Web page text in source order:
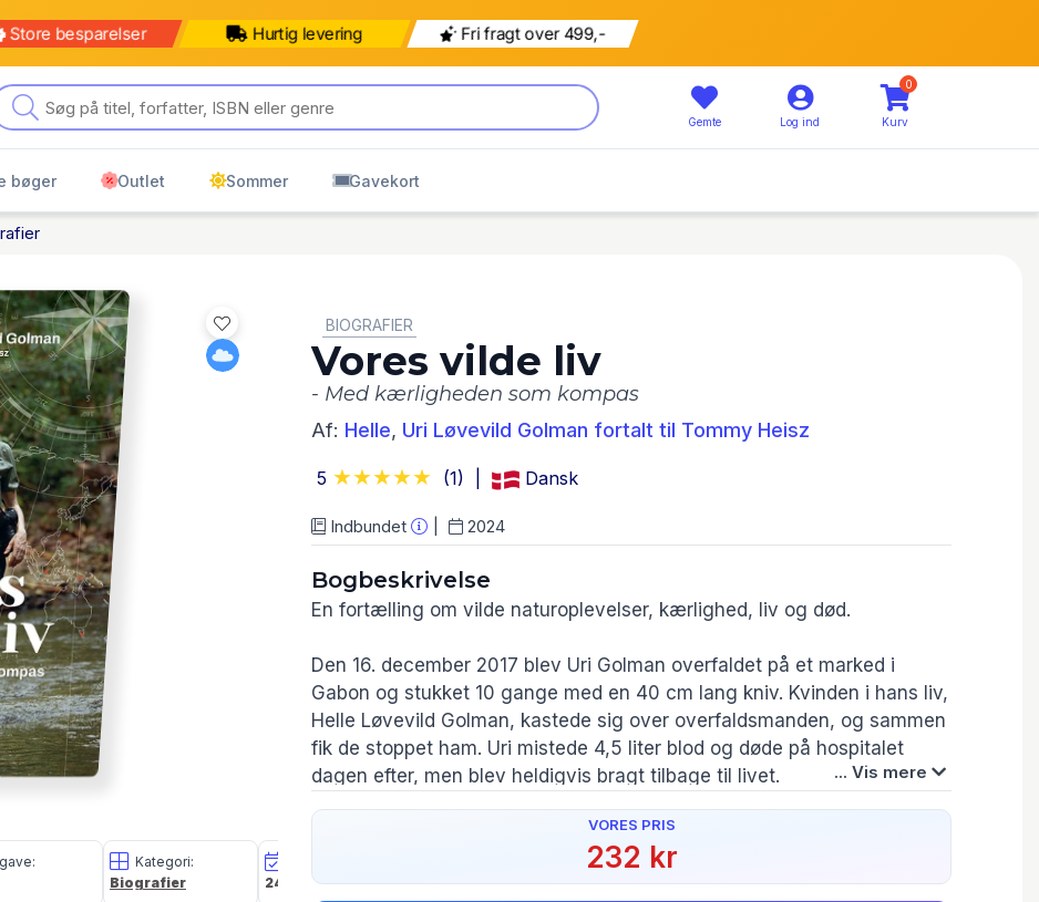
Store besparelser Hurtig levering Fri fragt over 499,-
Gemte Log ind
0
Kurv
bøger Outlet Sommer Gavekort
Kategori:
Biografier
24 okt 2024
754g
Forfatter(e):
Helle,Uri Løvevild
BIOGRAFIER
Vores vilde liv
- Med kærligheden som kompas
Af: Helle, Uri Løvevild Golman fortalt til Tommy Heisz
5 (1) Dansk
Indbundet 2024
Bogbeskrivelse
En fortælling om vilde naturoplevelser, kærlighed, liv og død.
Den 16. december 2017 blev Uri Golman overfaldet på et marked i
Gabon og stukket 10 gange med en 40 cm lang kniv. Kvinden i hans liv,
Helle Løvevild Golman, kastede sig over overfaldsmanden, og sammen
fik de stoppet ham. Uri mistede 4,5 liter blod og døde på hospitalet
dagen efter, men blev heldigvis bragt tilbage til livet.
I denne bog fortæller Helle og Uri med afsæt i den voldsomme historie
om deres arbejde for verdens natur gennem en lang række
ekspeditioner på alle kontinenter med kameraet rettet mod sjældne og
... Vis mere
VORES PRIS
232 kr